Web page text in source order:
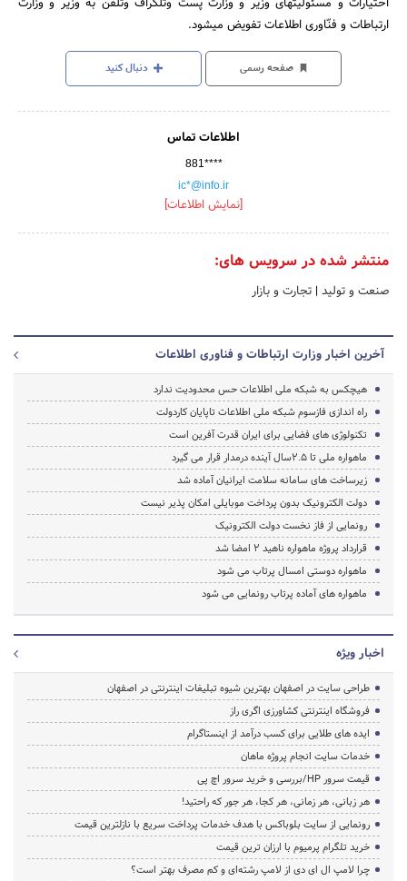
ارتباطات و فنّاوری اطلاعات تفویض می‎شود.
صفحه رسمی دنبال کنید
اطلاعات تماس
881****
ic*@info.ir
[نمایش اطلاعات]
منتشر شده در سرویس های:
صنعت و تولید | تجارت و بازار
آخرین اخبار وزارت ارتباطات و فناوری اطلاعات
هیچکس به شبکه ملی اطلاعات حس محدودیت ندارد
راه اندازی فازسوم شبکه ملی اطلاعات تاپایان کاردولت
تکنولوژی های فضایی برای ایران قدرت آفرین است
ماهواره ملی تا 2.5سال آینده درمدار قرار می گیرد
زیرساخت های سامانه سلامت ایرانیان آماده شد
دولت الکترونیک بدون پرداخت موبایلی امکان پذیر نیست
رونمایی از فاز نخست دولت الکترونیک
قرارداد پروژه ماهواره ناهید 2 امضا شد
ماهواره دوستی امسال پرتاب می شود
ماهواره های آماده پرتاب رونمایی می شود
اخبار ویژه
طراحی سایت در اصفهان بهترین شیوه تبلیغات اینترنتی در اصفهان
فروشگاه اینترنتی کشاورزی اگری راز
ایده های طلایی برای کسب درآمد از اینستاگرام
خدمات سایت انجام پروژه ماهان
قیمت سرور HP/بررسی و خرید سرور اچ پی
هر زبانی، هر زمانی، هر کجا، هر جور که راحتید!
رونمایی از سایت بلوباکس با هدف خدمات پرداخت سریع با نازلترین قیمت
خرید تلگرام پرمیوم با ارزان ترین قیمت
چرا لامپ ال ای دی از لامپ رشته‌ای و کم مصرف بهتر است؟